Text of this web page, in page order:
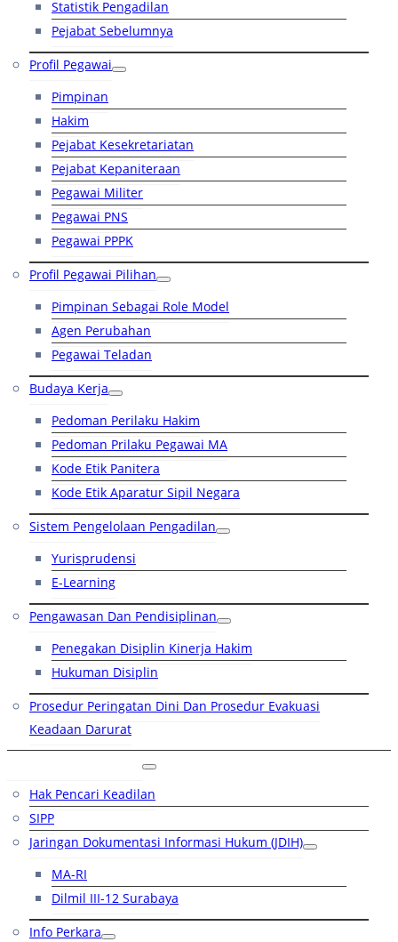
Statistik Pengadilan
Pejabat Sebelumnya
Profil Pegawai
Pimpinan
Hakim
Pejabat Kesekretariatan
Pejabat Kepaniteraan
Pegawai Militer
Pegawai PNS
Pegawai PPPK
Profil Pegawai Pilihan
Pimpinan Sebagai Role Model
Agen Perubahan
Pegawai Teladan
Budaya Kerja
Pedoman Perilaku Hakim
Pedoman Prilaku Pegawai MA
Kode Etik Panitera
Kode Etik Aparatur Sipil Negara
Sistem Pengelolaan Pengadilan
Yurisprudensi
E-Learning
Pengawasan Dan Pendisiplinan
Penegakan Disiplin Kinerja Hakim
Hukuman Disiplin
Prosedur Peringatan Dini Dan Prosedur Evakuasi
Keadaan Darurat
Hak Pencari Keadilan
SIPP
Jaringan Dokumentasi Informasi Hukum (JDIH)
MA-RI
Dilmil III-12 Surabaya
Info Perkara